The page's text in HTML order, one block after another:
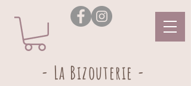
- La Bizouterie -